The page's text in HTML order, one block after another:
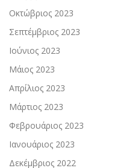
Οκτώβριος 2023
Σεπτέμβριος 2023
Ιούνιος 2023
Μάιος 2023
Απρίλιος 2023
Μάρτιος 2023
Φεβρουάριος 2023
Ιανουάριος 2023
Δεκέμβριος 2022